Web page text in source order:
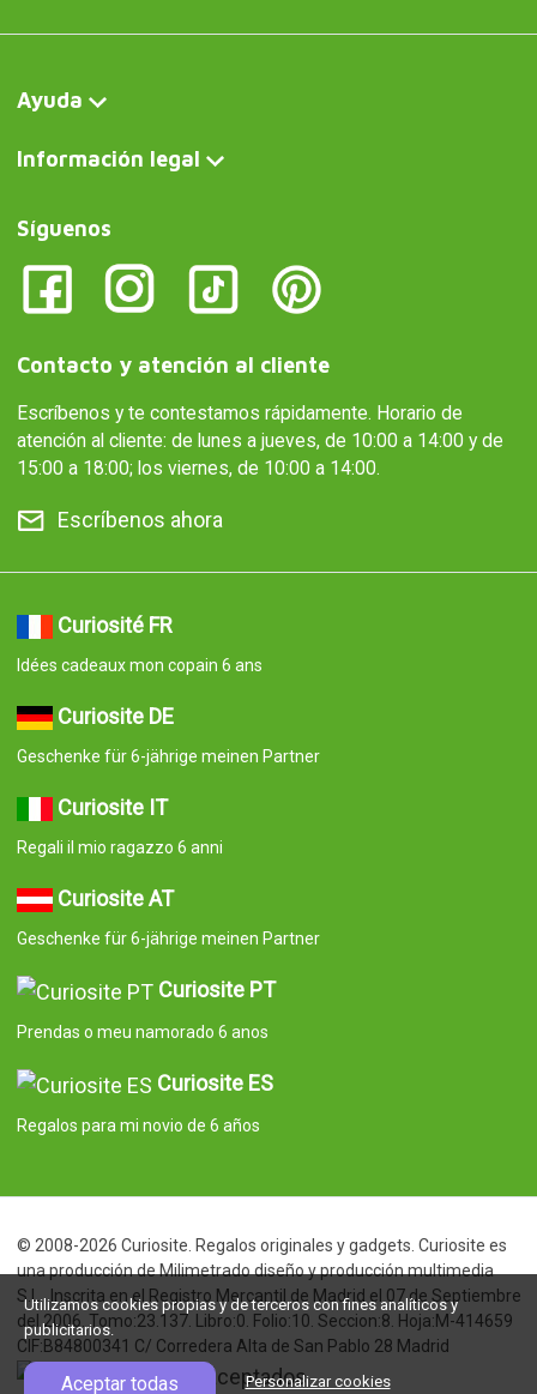
Ayuda
Información legal
Síguenos
Contacto y atención al cliente
Escríbenos y te contestamos rápidamente. Horario de
atención al cliente: de lunes a jueves, de 10:00 a 14:00 y de
15:00 a 18:00; los viernes, de 10:00 a 14:00.
Escríbenos ahora
Curiosité FR
Idées cadeaux mon copain 6 ans
Curiosite DE
Geschenke für 6-jährige meinen Partner
Curiosite IT
Regali il mio ragazzo 6 anni
Curiosite AT
Geschenke für 6-jährige meinen Partner
Curiosite PT
Prendas o meu namorado 6 anos
Curiosite ES
Regalos para mi novio de 6 años
© 2008-2026 Curiosite. Regalos originales y gadgets. Curiosite es
una producción de Milimetrado diseño y producción multimedia
S.L.. Inscrita en el Registro Mercantil de Madrid el 07 de Septiembre
del 2006. Tomo:23.137. Libro:0. Folio:10. Seccion:8. Hoja:M-414659
CIF:B84800341 C/ Corredera Alta de San Pablo 28 Madrid
Utilizamos cookies propias y de terceros con fines analíticos y
publicitarios.
Aceptar todas Personalizar cookies